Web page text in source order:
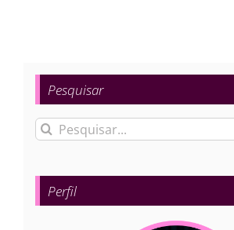
Pesquisar
Buscar
para:
Perfil